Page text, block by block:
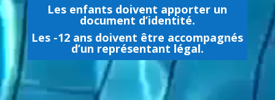
Les enfants doivent apporter un
document d’identité.
Les -12 ans doivent être accompagnés
d’un représentant légal.